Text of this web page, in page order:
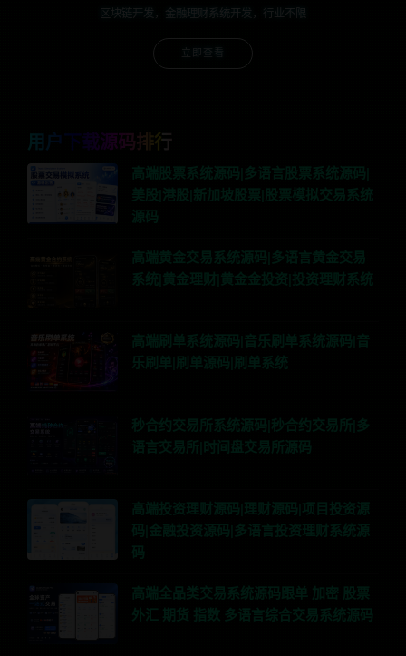
区块链开发，金融理财系统开发，行业不限
立即查看
用户下载源码排行
高端股票系统源码|多语言股票系统源码|
美股|港股|新加坡股票|股票模拟交易系统
源码
高端黄金交易系统源码|多语言黄金交易
系统|黄金理财|黄金金投资|投资理财系统
高端刷单系统源码|音乐刷单系统源码|音
乐刷单|刷单源码|刷单系统
秒合约交易所系统源码|秒合约交易所|多
语言交易所|时间盘交易所源码
高端投资理财源码|理财源码|项目投资源
码|金融投资源码|多语言投资理财系统源
码
高端全品类交易系统源码跟单 加密 股票
外汇 期货 指数 多语言综合交易系统源码